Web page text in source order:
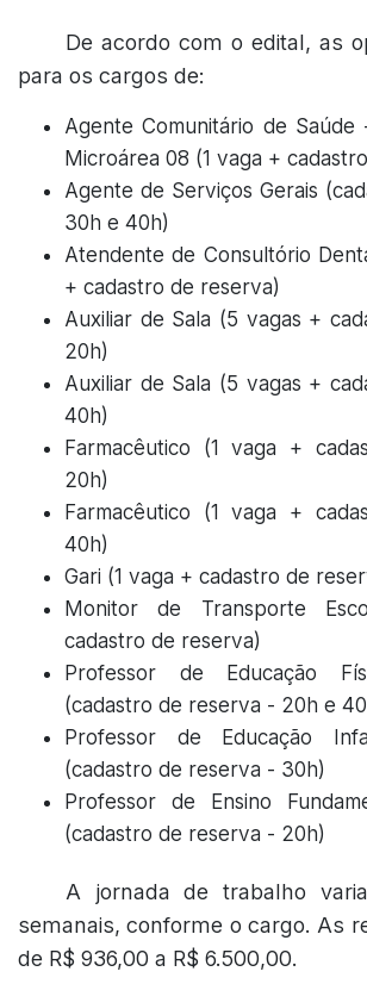
De acordo com o edital, as
para os cargos de:
Agente Comunitário de
Microárea 08 (1 vaga +
Agente de Serviços Gerais
30h e 40h)
Atendente de Consultório
+ cadastro de reserva)
Auxiliar de Sala (5 vagas +
20h)
Auxiliar de Sala (5 vagas +
40h)
Farmacêutico (1 vaga +
20h)
Farmacêutico (1 vaga +
40h)
Gari (1 vaga + cadastro de
Monitor de Transporte
cadastro de reserva)
Professor de Educação
(cadastro de reserva - 20h e
Professor de Educação
(cadastro de reserva - 30h)
Professor de Ensino
(cadastro de reserva - 20h)
A jornada de trabalho
semanais, conforme o cargo. As
de R$ 936,00 a R$ 6.500,00.